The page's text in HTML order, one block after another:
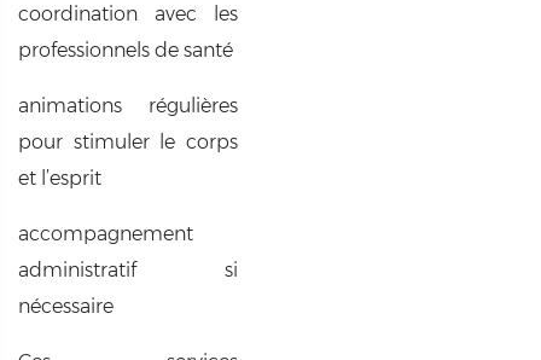
coordination avec les
professionnels de santé
animations régulières
pour stimuler le corps
et l’esprit
accompagnement
administratif si
nécessaire